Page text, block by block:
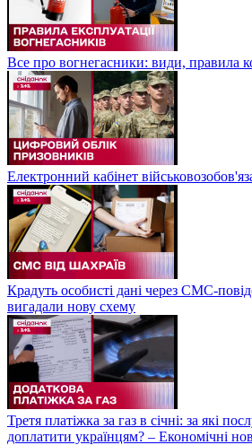
Все про вогнегасники: види, правила
Електронний кабінет
Крадуть особисті дані через СМС-
вигадали нову схему
Третя платіжка за газ в січні: за які
доплатити українцям? – Економічні